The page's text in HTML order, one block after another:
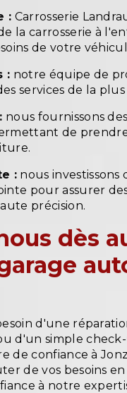
: Carrosserie
la carrosserie à
de votre
: notre équipe de
services de la
nous fournissons
de
: nous investissons
pour assurer
précision.
dès
d'une
d'un simple check-
de confiance à
de vos besoins
à notre